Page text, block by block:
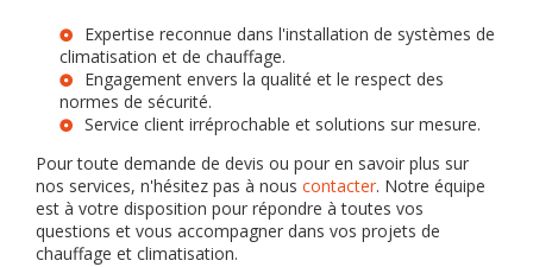
Expertise reconnue dans l'installation de systèmes de
climatisation et de chauffage.
Engagement envers la qualité et le respect des
normes de sécurité.
Service client irréprochable et solutions sur mesure.
Pour toute demande de devis ou pour en savoir plus sur
nos services, n'hésitez pas à nous contacter. Notre équipe
est à votre disposition pour répondre à toutes vos
questions et vous accompagner dans vos projets de
chauffage et climatisation.